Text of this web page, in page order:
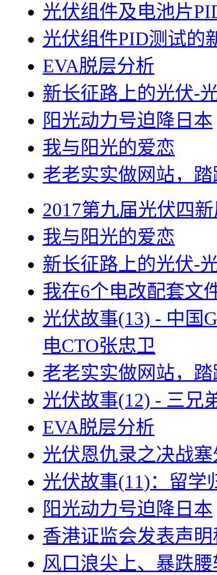
光伏组件及电池片
光伏组件PID测试的
EVA脱层分析
新长征路上的光伏-
阳光动力号迫降日本
我与阳光的爱恋
老老实实做网站，
2017第九届光伏四
我与阳光的爱恋
新长征路上的光伏-
我在6个电改配套文
光伏故事(13) - 中国
电CTO张忠卫
老老实实做网站，
光伏故事(12) - 三兄
EVA脱层分析
光伏恩仇录之决战
光伏故事(11)：留学
阳光动力号迫降日本
香港证监会发表声
风口浪尖上、暴跌